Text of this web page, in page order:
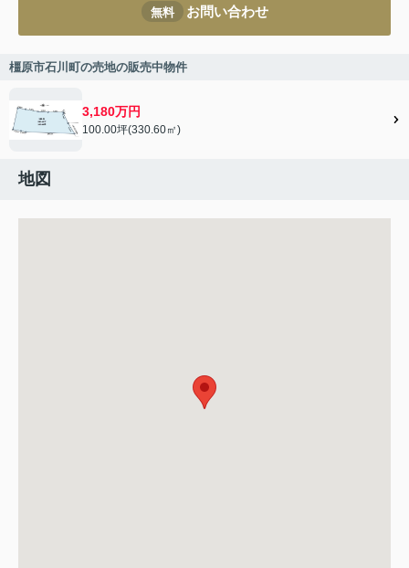
無料 お問い合わせ
橿原市石川町の売地の販売中物件
3,180万円
100.00坪(330.60㎡)
地図